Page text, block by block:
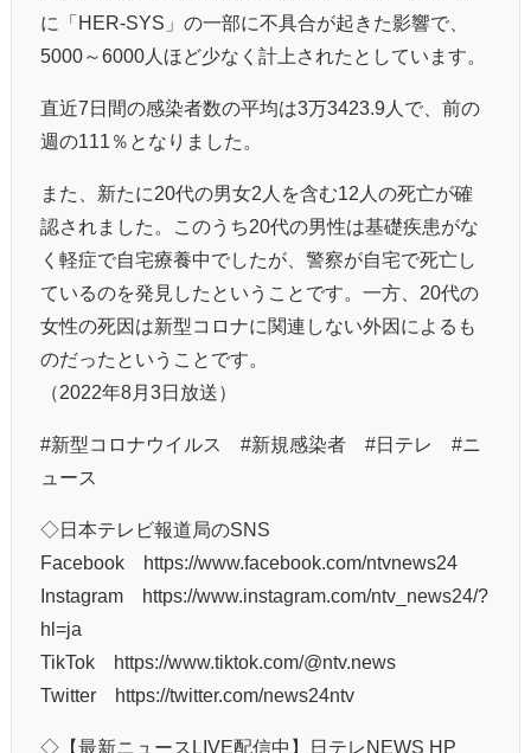
に「HER-SYS」の一部に不具合が起きた影響で、
5000～6000人ほど少なく計上されたとしています。
直近7日間の感染者数の平均は3万3423.9人で、前の
週の111％となりました。
また、新たに20代の男女2人を含む12人の死亡が確
認されました。このうち20代の男性は基礎疾患がな
く軽症で自宅療養中でしたが、警察が自宅で死亡し
ているのを発見したということです。一方、20代の
女性の死因は新型コロナに関連しない外因によるも
のだったということです。
（2022年8月3日放送）
#新型コロナウイルス #新規感染者 #日テレ #ニ
ュース
◇日本テレビ報道局のSNS
Facebook https://www.facebook.com/ntvnews24
Instagram https://www.instagram.com/ntv_news24/?
hl=ja
TikTok https://www.tiktok.com/@ntv.news
Twitter https://twitter.com/news24ntv
◇【最新ニュースLIVE配信中】日テレNEWS HP